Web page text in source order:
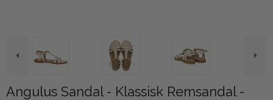
Angulus Sandal - Klassisk Remsandal -